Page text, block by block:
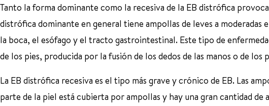
Tanto la forma dominante como la recesiva de la EB distrófica
distrófica dominante en general tiene ampollas de leves a moderadas
la boca, el esófago y el tracto gastrointestinal. Este tipo de
de los pies, producida por la fusión de los dedos de las manos o de los
La EB distrófica recesiva es el tipo más grave y crónico de EB. Las
parte de la piel está cubierta por ampollas y hay una gran cantidad